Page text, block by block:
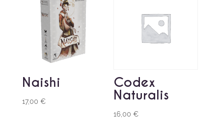
Naishi
17,00 €
Codex
Naturalis
16,00€